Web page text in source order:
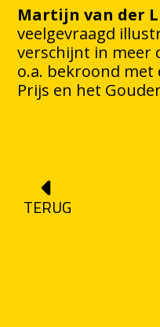
Martijn van der
veelgevraagd
verschijnt in meer
o.a. bekroond met
Prijs en het
TERUG